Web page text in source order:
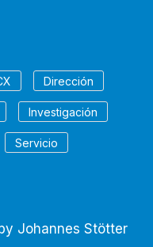
Dirección
Investigación
Servicio
Johannes Stötter